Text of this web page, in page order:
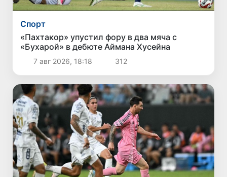
Спорт
«Пахтакор» упустил фору в два мяча с
«Бухарой» в дебюте Аймана Хусейна
7 авг 2026, 18:18 312